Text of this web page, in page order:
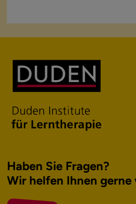
Haben Sie Fragen?
Wir helfen Ihnen gerne